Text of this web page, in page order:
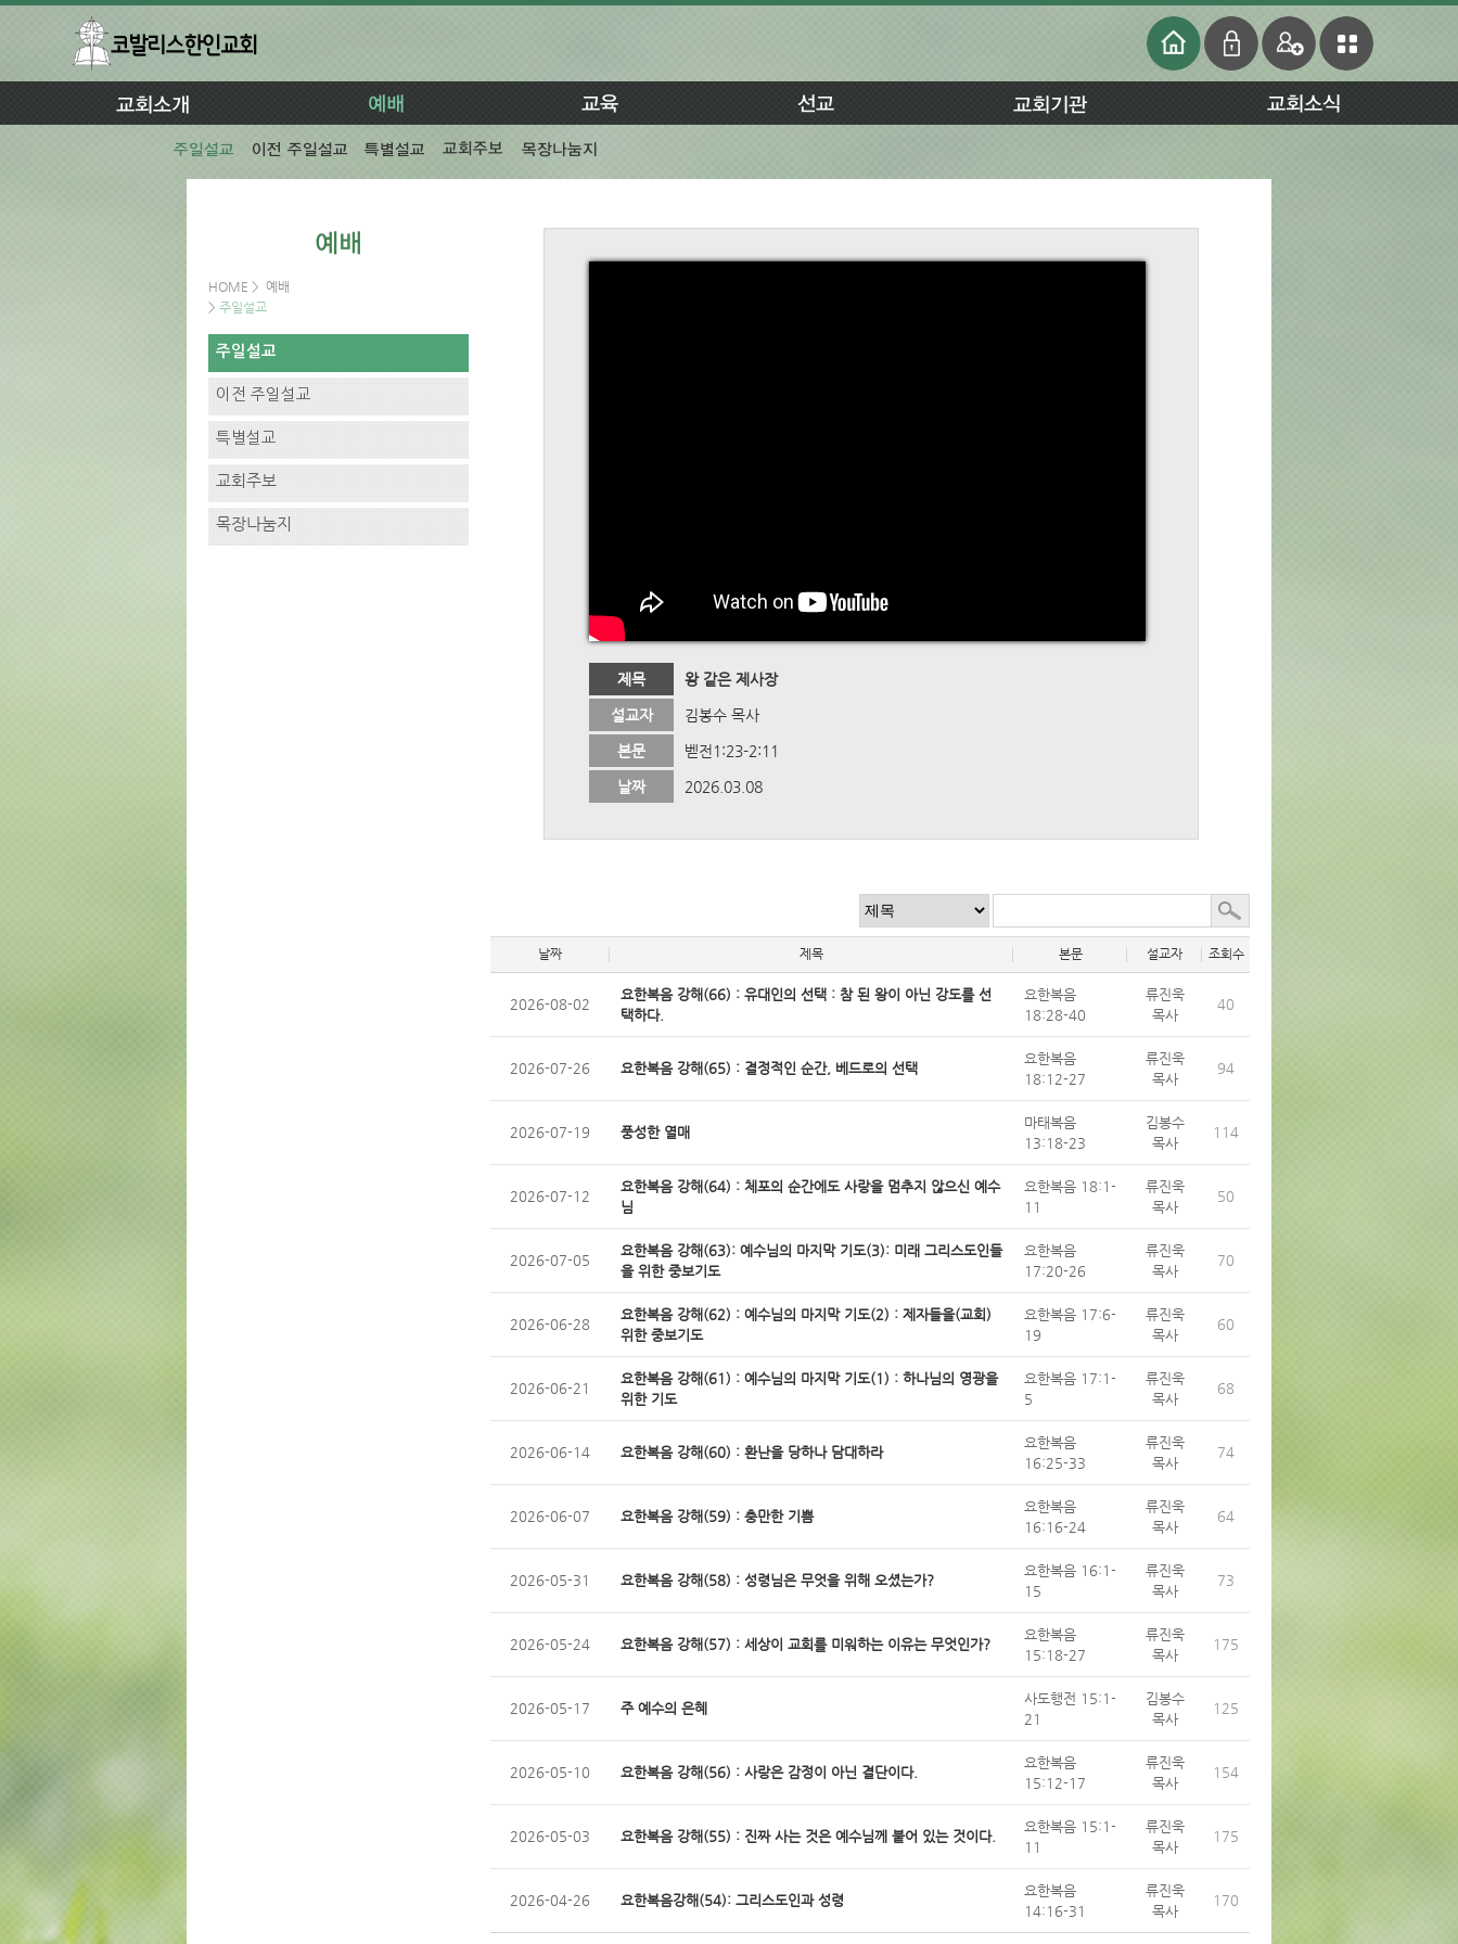
HOME > 예배
> 주일설교
제목 왕 같은 제사장
설교자 김봉수 목사
본문 벧전1:23-2:11
날짜 2026.03.08
날짜 제목 본문 설교자 조회수
2026-08-02
요한복음 강해(66) : 유대인의 선택 : 참 된 왕이 아닌 강도를 선
택하다.
요한복음
18:28-40
류진욱
목사
40
2026-07-26 요한복음 강해(65) : 결정적인 순간, 베드로의 선택
요한복음
18:12-27
류진욱
목사
94
2026-07-19 풍성한 열매
마태복음
13:18-23
김봉수
목사
114
2026-07-12
요한복음 강해(64) : 체포의 순간에도 사랑을 멈추지 않으신 예수
님
요한복음 18:1-
11
류진욱
목사
50
2026-07-05
요한복음 강해(63): 예수님의 마지막 기도(3): 미래 그리스도인들
을 위한 중보기도
요한복음
17:20-26
류진욱
목사
70
2026-06-28
요한복음 강해(62) : 예수님의 마지막 기도(2) : 제자들을(교회)
위한 중보기도
요한복음 17:6-
19
류진욱
목사
60
2026-06-21
요한복음 강해(61) : 예수님의 마지막 기도(1) : 하나님의 영광을
위한 기도
요한복음 17:1-
5
류진욱
목사
68
2026-06-14 요한복음 강해(60) : 환난을 당하나 담대하라
요한복음
16:25-33
류진욱
목사
74
2026-06-07 요한복음 강해(59) : 충만한 기쁨
요한복음
16:16-24
류진욱
목사
64
2026-05-31 요한복음 강해(58) : 성령님은 무엇을 위해 오셨는가?
요한복음 16:1-
15
류진욱
목사
73
2026-05-24 요한복음 강해(57) : 세상이 교회를 미워하는 이유는 무엇인가?
요한복음
15:18-27
류진욱
목사
175
2026-05-17 주 예수의 은혜
사도행전 15:1-
21
김봉수
목사
125
2026-05-10 요한복음 강해(56) : 사랑은 감정이 아닌 결단이다.
요한복음
15:12-17
류진욱
목사
154
2026-05-03 요한복음 강해(55) : 진짜 사는 것은 예수님께 붙어 있는 것이다.
요한복음 15:1-
11
류진욱
목사
175
2026-04-26 요한복음강해(54): 그리스도인과 성령
요한복음
14:16-31
류진욱
목사
170